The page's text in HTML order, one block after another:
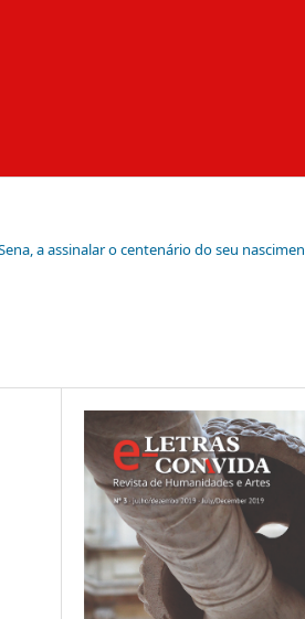
a assinalar o centenário do seu